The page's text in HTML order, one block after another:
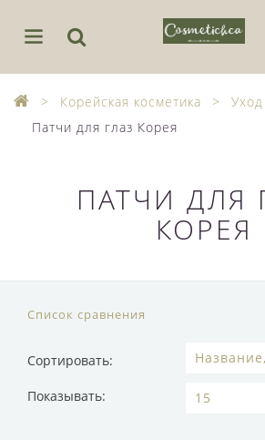
Корейская косметика
Патчи для глаз Корея
ПАТЧИ ДЛЯ
КОРЕЯ
Список сравнения
Сортировать:
Показывать: